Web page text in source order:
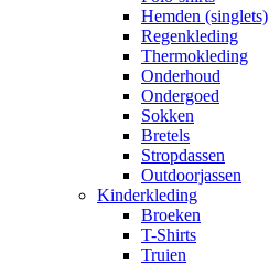
Hemden (singlets)
Regenkleding
Thermokleding
Onderhoud
Ondergoed
Sokken
Bretels
Stropdassen
Outdoorjassen
Kinderkleding
Broeken
T-Shirts
Truien